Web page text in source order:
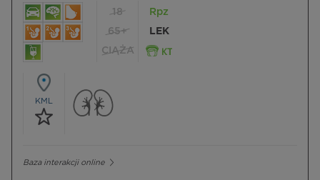
18
65+
CIĄŻA
Rpz
LEK
KML
Baza interakcji online